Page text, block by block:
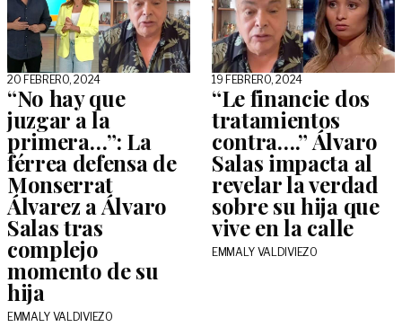
20 FEBRERO, 2024
“No hay que
juzgar a la
primera…”: La
férrea defensa de
Monserrat
Álvarez a Álvaro
Salas tras
complejo
momento de su
hija
EMMALY VALDIVIEZO
19 FEBRERO, 2024
“Le financie dos
tratamientos
contra….” Álvaro
Salas impacta al
revelar la verdad
sobre su hija que
vive en la calle
EMMALY VALDIVIEZO